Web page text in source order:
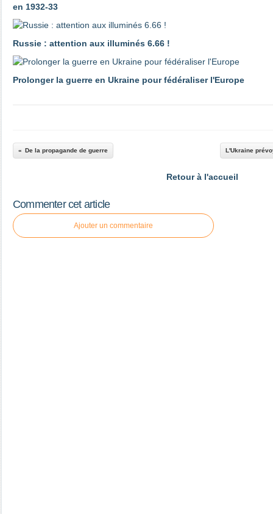
en 1932-33
Russie : attention aux illuminés 6.66 !
Prolonger la guerre en Ukraine pour fédéraliser l'Europe
De la propagande de guerre L'Ukraine
Retour à l'accueil
Commenter cet article
Ajouter un commentaire